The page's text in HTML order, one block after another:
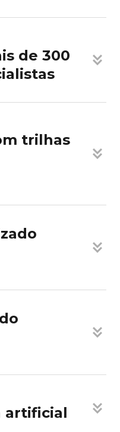
de 300
trilhas
artificial